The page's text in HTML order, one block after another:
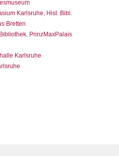
Karlsruhe, Hist. Bibl.
Bretten
PrinzMaxPalais
Karlsruhe